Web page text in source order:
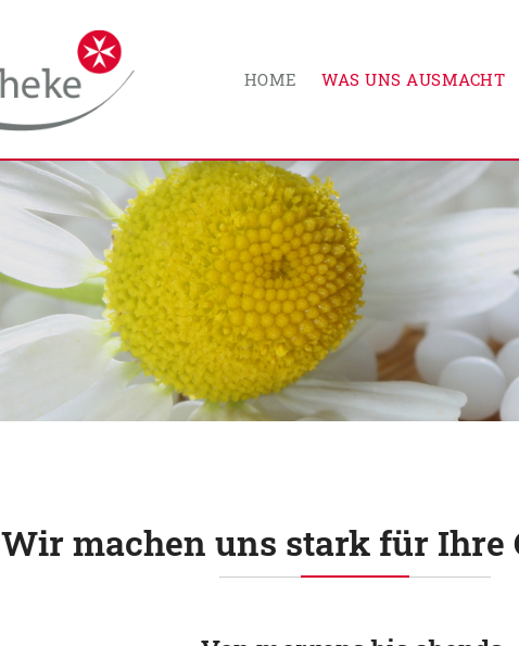
HOME WAS UNS AUSMACHT
Wir machen uns stark für Ihre